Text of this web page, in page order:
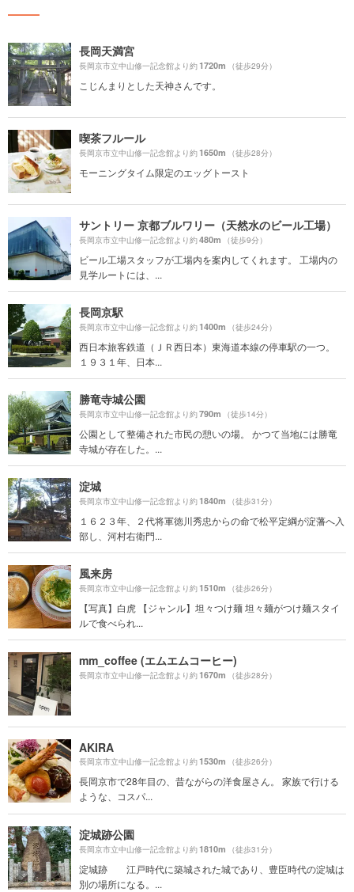
長岡天満宮
長岡京市立中山修一記念館より約1720m （徒歩29分）
こじんまりとした天神さんです。
喫茶フルール
長岡京市立中山修一記念館より約1650m （徒歩28分）
モーニングタイム限定のエッグトースト
サントリー 京都ブルワリー（天然水のビール工場）
長岡京市立中山修一記念館より約480m （徒歩9分）
ビール工場スタッフが工場内を案内してくれます。 工場内の
見学ルートには、...
長岡京駅
長岡京市立中山修一記念館より約1400m （徒歩24分）
西日本旅客鉄道（ＪＲ西日本）東海道本線の停車駅の一つ。
１９３１年、日本...
勝竜寺城公園
長岡京市立中山修一記念館より約790m （徒歩14分）
公園として整備された市民の憩いの場。 かつて当地には勝竜
寺城が存在した。...
淀城
長岡京市立中山修一記念館より約1840m （徒歩31分）
１６２３年、２代将軍徳川秀忠からの命で松平定綱が淀藩へ入
部し、河村右衛門...
風来房
長岡京市立中山修一記念館より約1510m （徒歩26分）
【写真】白虎 【ジャンル】坦々つけ麺 坦々麺がつけ麺スタイ
ルで食べられ...
mm_coffee (エムエムコーヒー)
長岡京市立中山修一記念館より約1670m （徒歩28分）
AKIRA
長岡京市立中山修一記念館より約1530m （徒歩26分）
長岡京市で28年目の、昔ながらの洋食屋さん。 家族で行ける
ような、コスパ...
淀城跡公園
長岡京市立中山修一記念館より約1810m （徒歩31分）
淀城跡 江戸時代に築城された城であり、豊臣時代の淀城は
別の場所になる。...